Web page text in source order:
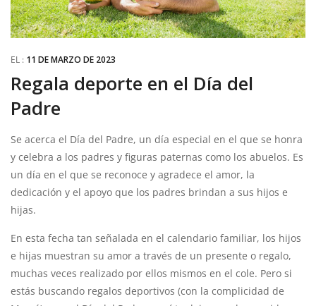
EL : 11 DE MARZO DE 2023
Regala deporte en el Día del
Padre
Se acerca el Día del Padre, un día especial en el que se honra
y celebra a los padres y figuras paternas como los abuelos. Es
un día en el que se reconoce y agradece el amor, la
dedicación y el apoyo que los padres brindan a sus hijos e
hijas.
En esta fecha tan señalada en el calendario familiar, los hijos
e hijas muestran su amor a través de un presente o regalo,
muchas veces realizado por ellos mismos en el cole. Pero si
estás buscando regalos deportivos (con la complicidad de